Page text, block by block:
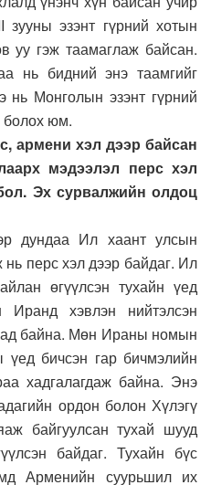
эзэнт гүрний хотын
уу гэж таамаглаж байсан.
нь бидний энэ таамгийг
Монголын эзэнт гүрний
болох юм.
армени хэл дээр байсан
мэдээлэл перс хэл
Эх сурвалжийн олдоц
дундаа Ил хаант улсын
нь перс хэл дээр байдаг. Ил
өгүүлсэн тухайн үед
хэвлэн нийтэлсэн
байна. Мөн Ираны номын
бичсэн гар бичмэлийн
хадгалагдаж байна. Энэ
ордон болон Хүлэгү
байгуулсан тухай шууд
байдаг. Тухайн бүс
Арменийн суурьшил их